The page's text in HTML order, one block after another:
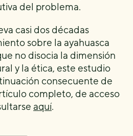
del problema.
casi dos décadas
sobre la ayahuasca
no disocia la dimensión
y la ética, este estudio
consecuente de
completo, de acceso
aquí.